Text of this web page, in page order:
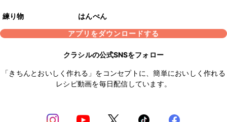
練り物
はんぺん
アプリをダウンロードする
クラシルの公式SNSをフォロー
「きちんとおいしく作れる」をコンセプトに、簡単においしく作れる
レシピ動画を毎日配信しています。